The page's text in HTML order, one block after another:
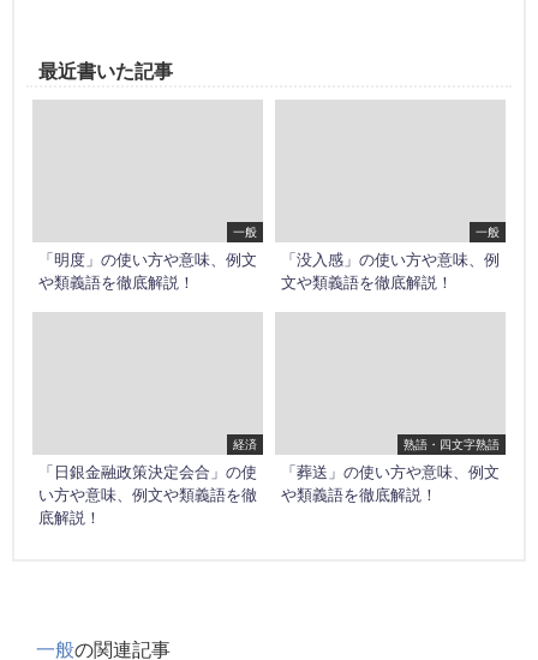
最近書いた記事
一般
「明度」の使い方や意味、例文
や類義語を徹底解説！
一般
「没入感」の使い方や意味、例
文や類義語を徹底解説！
経済
「日銀金融政策決定会合」の使
い方や意味、例文や類義語を徹
底解説！
熟語・四文字熟語
「葬送」の使い方や意味、例文
や類義語を徹底解説！
一般の関連記事